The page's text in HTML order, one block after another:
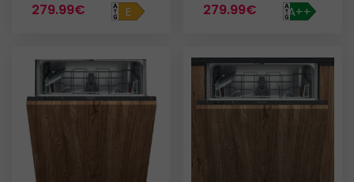
279.99€ E 279.99€ A++